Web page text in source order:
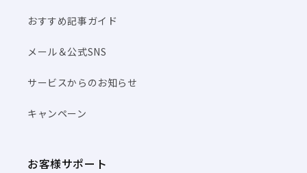
おすすめ記事ガイド
メール＆公式SNS
サービスからのお知らせ
キャンペーン
お客様サポート